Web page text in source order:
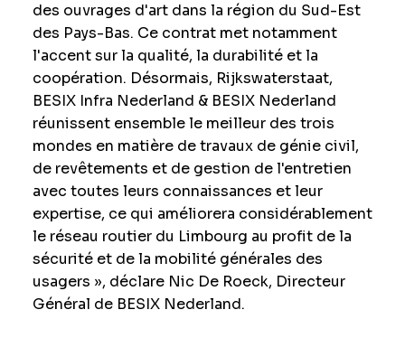
des ouvrages d'art dans la région du Sud-Est
des Pays-Bas. Ce contrat met notamment
l'accent sur la qualité, la durabilité et la
coopération. Désormais, Rijkswaterstaat,
BESIX Infra Nederland & BESIX Nederland
réunissent ensemble le meilleur des trois
mondes en matière de travaux de génie civil,
de revêtements et de gestion de l'entretien
avec toutes leurs connaissances et leur
expertise, ce qui améliorera considérablement
le réseau routier du Limbourg au profit de la
sécurité et de la mobilité générales des
usagers », déclare Nic De Roeck, Directeur
Général de BESIX Nederland.